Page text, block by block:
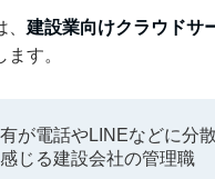
建設業向けクラウドサ
す。
が電話やLINEなどに分
じる建設会社の管理職